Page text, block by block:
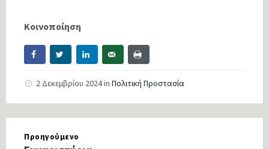
Κοινοποίηση
2 Δεκεμβρίου 2024in Πολιτική Προστασία
Προηγούμενο